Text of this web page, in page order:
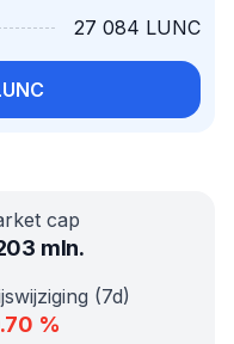
27 084 LUNC
cap
mln.
(7d)
%